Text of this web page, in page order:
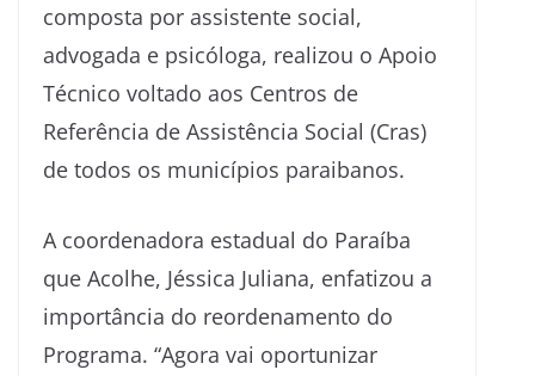
composta por assistente social,
advogada e psicóloga, realizou o Apoio
Técnico voltado aos Centros de
Referência de Assistência Social (Cras)
de todos os municípios paraibanos.
A coordenadora estadual do Paraíba
que Acolhe, Jéssica Juliana, enfatizou a
importância do reordenamento do
Programa. “Agora vai oportunizar